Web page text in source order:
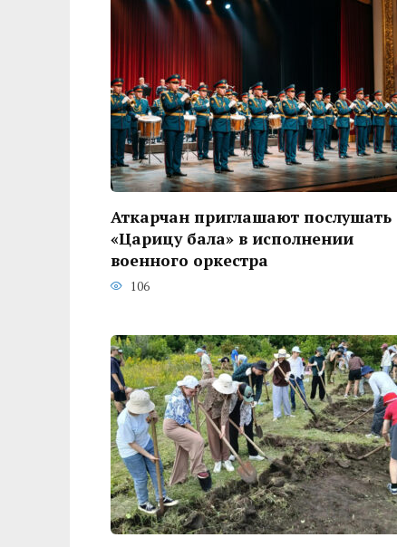
Аткарчан приглашают послушать
«Царицу бала» в исполнении
военного оркестра
106